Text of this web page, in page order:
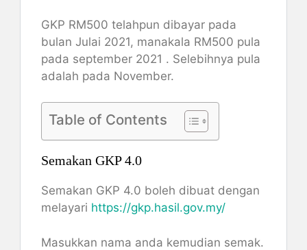
GKP RM500 telahpun dibayar pada
bulan Julai 2021, manakala RM500 pula
pada september 2021 . Selebihnya pula
adalah pada November.
Table of Contents
Semakan GKP 4.0
Semakan GKP 4.0 boleh dibuat dengan
melayari https://gkp.hasil.gov.my/
Masukkan nama anda kemudian semak.